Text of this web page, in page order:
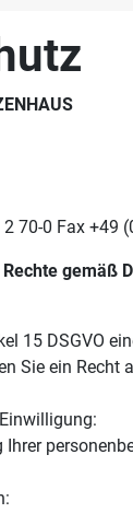
70-0 Fax +49
gemäß
15
Sie ein
Ihrer